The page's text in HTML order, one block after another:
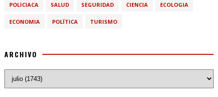
POLICIACA SALUD SEGURIDAD CIENCIA ECOLOGIA
ECONOMIA POLÍTICA TURISMO
ARCHIVO